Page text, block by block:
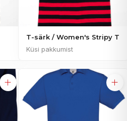
T-särk / Women's Stripy T
Küsi pakkumist